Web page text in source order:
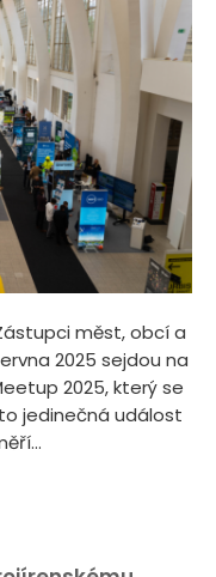
měst, obcí a
2025 sejdou na
2025, který se
jedinečná událost